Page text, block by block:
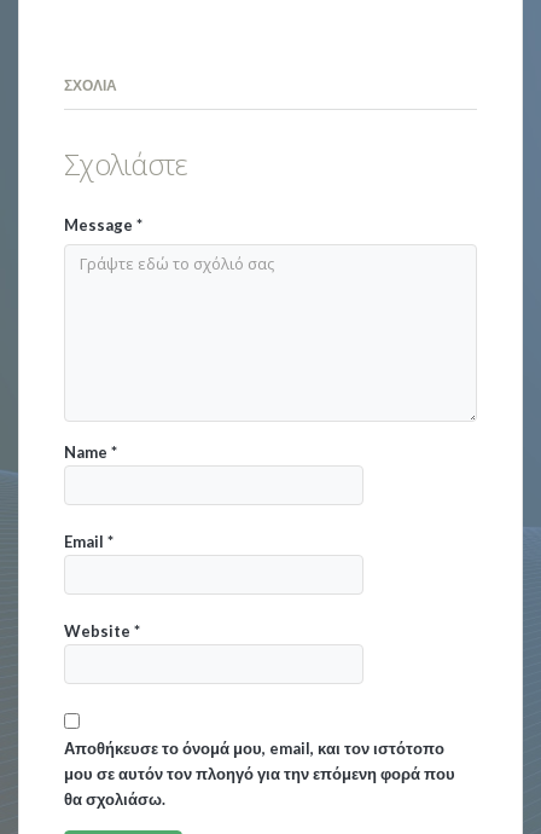
ΣΧΌΛΙΑ
Σχολιάστε
Message*
Name*
Email*
Website*
Αποθήκευσε το όνομά μου, email, και τον ιστότοπο
μου σε αυτόν τον πλοηγό για την επόμενη φορά που
θα σχολιάσω.